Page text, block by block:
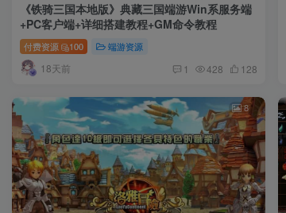
《铁骑三国本地版》典藏三国端游Win系服务端
+PC客户端+详细搭建教程+GM命令教程
付费资源 100 端游资源
18天前 1 428 128
8